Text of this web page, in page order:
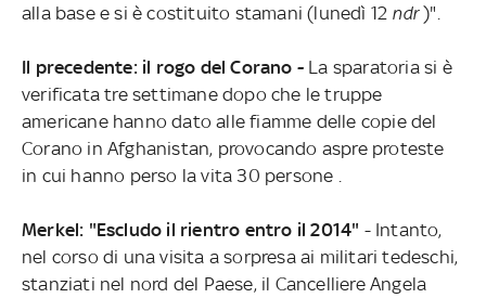
alla base e si è costituito stamani (lunedì 12 ndr)".
Il precedente: il rogo del Corano - La sparatoria si è
verificata tre settimane dopo che le truppe
americane hanno dato alle fiamme delle copie del
Corano in Afghanistan, provocando aspre proteste
in cui hanno perso la vita 30 persone .
Merkel: "Escludo il rientro entro il 2014" - Intanto,
nel corso di una visita a sorpresa ai militari tedeschi,
stanziati nel nord del Paese, il Cancelliere Angela